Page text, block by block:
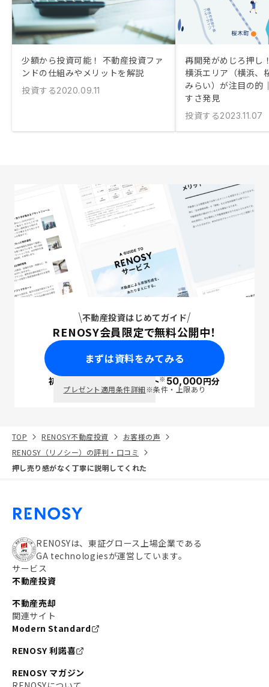
少額から投資可能！ 不動産投資ファ
ンドの仕組みやメリットを解説
投資する2020.09.11
再開発がめじろ押し
横浜エリア（横浜、
みらい）が注目の的
すさ発見
投資する2023.11.07
不動産投資はじめてガイド
RENOSY会員限定で無料公開中！
まずは資料をみてみる
初回面談で ポイント※50,000円分
プレゼント適用条件詳細※条件・上限あり
TOP RENOSY不動産投資
お客様の声
RENOSY（リノシー）の評判・口コミ
押し売り感がなく丁寧に説明してくれた
RENOSYは、東証グロース上場企業である
GA technologiesが運営しています。
サービス
不動産投資
不動産売却
関連サイト
Modern Standard
RENOSY 利諾喜
RENOSY マガジン